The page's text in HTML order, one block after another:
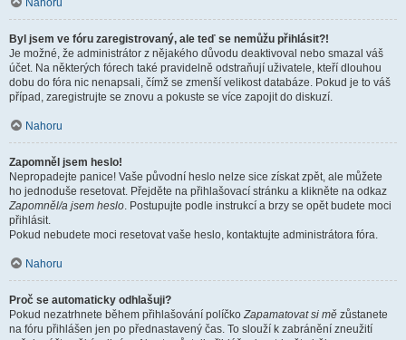
Nahoru
Byl jsem ve fóru zaregistrovaný, ale teď se nemůžu přihlásit?!
Je možné, že administrátor z nějakého důvodu deaktivoval nebo smazal váš
účet. Na některých fórech také pravidelně odstraňují uživatele, kteří dlouhou
dobu do fóra nic nenapsali, čímž se zmenší velikost databáze. Pokud je to váš
případ, zaregistrujte se znovu a pokuste se více zapojit do diskuzí.
Nahoru
Zapomněl jsem heslo!
Nepropadejte panice! Vaše původní heslo nelze sice získat zpět, ale můžete
ho jednoduše resetovat. Přejděte na přihlašovací stránku a klikněte na odkaz
Zapomněl/a jsem heslo. Postupujte podle instrukcí a brzy se opět budete moci
přihlásit.
Pokud nebudete moci resetovat vaše heslo, kontaktujte administrátora fóra.
Nahoru
Proč se automaticky odhlašuji?
Pokud nezatrhnete během přihlašování políčkoZapamatovat si mě zůstanete
na fóru přihlášen jen po přednastavený čas. To slouží k zabránění zneužití